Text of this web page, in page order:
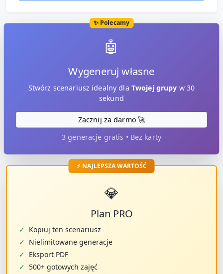
✨ Polecamy
🤖
Wygeneruj własne
Stwórz scenariusz idealny dla Twojej grupy w 30
sekund
Zacznij za darmo 🚀
3 generacje gratis • Bez karty
⚡ NAJLEPSZA WARTOŚĆ
💎
Plan PRO
✓ Kopiuj ten scenariusz
✓ Nielimitowane generacje
✓ Eksport PDF
✓ 500+ gotowych zajęć